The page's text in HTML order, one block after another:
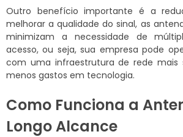
Outro benefício importante é a
melhorar a qualidade do sinal, as
minimizam a necessidade de
acesso, ou seja, sua empresa pode
com uma infraestrutura de rede mais
menos gastos em tecnologia.
Como Funciona a
Longo Alcance